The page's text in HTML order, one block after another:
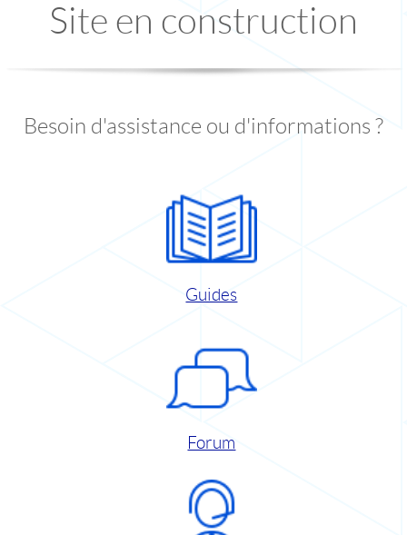
Site en construction
Besoin d'assistance ou d'informations ?
Guides
Forum